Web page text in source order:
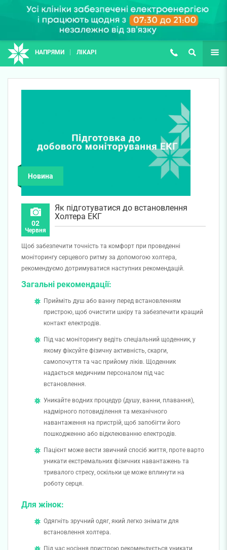
НАПРЯМИ ЛІКАРІ (067) 127-03-03
ПОШУК ЩЕ
Новина
02
Червня
Як підготуватися до встановлення
Холтера ЕКГ
Щоб забезпечити точність та комфорт при проведенні
моніторингу серцевого ритму за допомогою холтера,
рекомендуємо дотримуватися наступних рекомендацій.
Загальні рекомендації:
Прийміть душ або ванну перед встановленням
пристрою, щоб очистити шкіру та забезпечити кращий
контакт електродів.
Під час моніторингу ведіть спеціальний щоденник, у
якому фіксуйте фізичну активність, скарги,
самопочуття та час прийому ліків. Щоденник
надається медичним персоналом під час
встановлення.
Уникайте водних процедур (душу, ванни, плавання),
надмірного потовиділення та механічного
навантаження на пристрій, щоб запобігти його
пошкодженню або відклеюванню електродів.
Пацієнт може вести звичний спосіб життя, проте варто
уникати екстремальних фізичних навантажень та
тривалого стресу, оскільки це може вплинути на
роботу серця.
Для жінок:
Одягніть зручний одяг, який легко знімати для
встановлення холтера.
Під час носіння пристрою рекомендується уникати